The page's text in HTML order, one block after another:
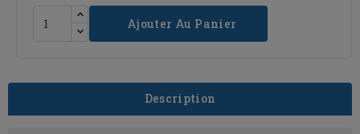
Ajouter Au Panier
Description